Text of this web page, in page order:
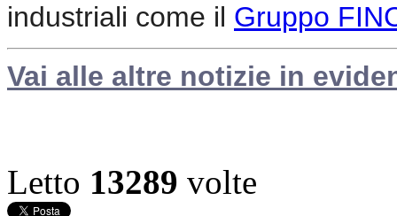
industriali come il Gruppo
Vai alle altre notizie in
Letto 13289 volte